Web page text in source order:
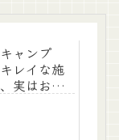
ャンプ
レイな施
実はお手